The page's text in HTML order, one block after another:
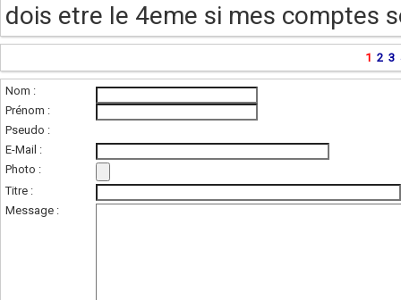
dois etre le 4eme si mes comptes
1 2 3
Nom :
Prénom :
Pseudo :
E-Mail :
Photo :
Titre :
Message :